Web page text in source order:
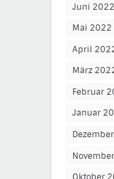
Juni 2022
Mai 2022
April
März
Februar
Januar